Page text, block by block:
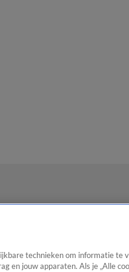
technieken om informatie te
en jouw apparaten. Als je „Alle